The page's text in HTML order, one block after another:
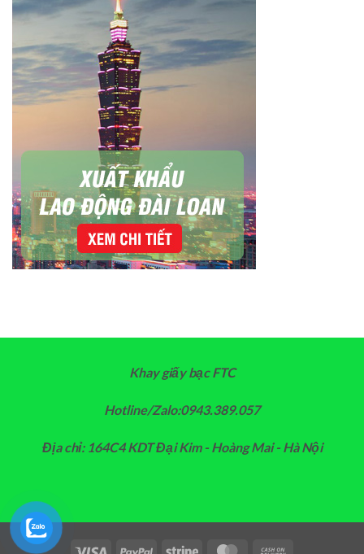
Khay giấy bạc FTC
Hotline/Zalo:0943.389.057
Địa chỉ: 164C4 KDT Đại Kim - Hoàng Mai - Hà Nội
Visa PayPal Stripe MasterCard